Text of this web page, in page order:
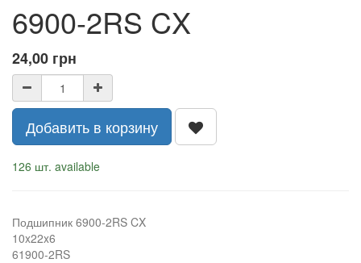
6900-2RS CX
24,00 грн
Добавить в корзину
126 шт. available
Подшипник 6900-2RS CX
10x22x6
61900-2RS